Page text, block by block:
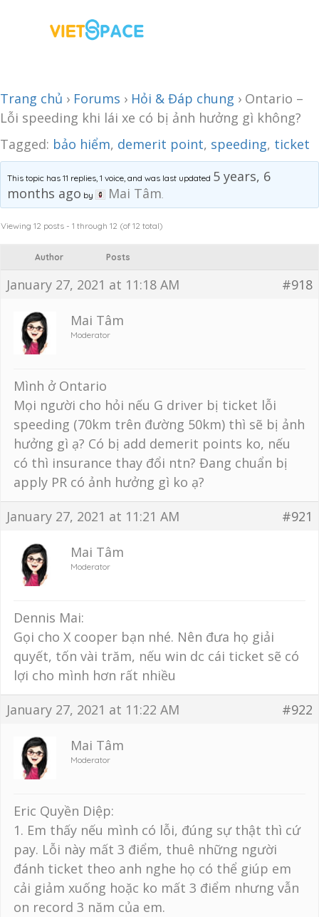
Trang chủ › Forums › Hỏi & Đáp chung › Ontario –
Lỗi speeding khi lái xe có bị ảnh hưởng gì không?
Tagged: bảo hiểm, demerit point, speeding, ticket
This topic has 11 replies, 1 voice, and was last updated 5 years, 6
months ago by Mai Tâm.
Viewing 12 posts - 1 through 12 (of 12 total)
Author Posts
January 27, 2021 at 11:18 AM #918
Mai Tâm
Moderator
Mình ở Ontario
Mọi người cho hỏi nếu G driver bị ticket lỗi
speeding (70km trên đường 50km) thì sẽ bị ảnh
hưởng gì ạ? Có bị add demerit points ko, nếu
có thì insurance thay đổi ntn? Đang chuẩn bị
apply PR có ảnh hưởng gì ko ạ?
January 27, 2021 at 11:21 AM
#921
Mai Tâm
Moderator
Dennis Mai:
Gọi cho X cooper bạn nhé. Nên đưa họ giải
quyết, tốn vài trăm, nếu win dc cái ticket sẽ có
lợi cho mình hơn rất nhiều
January 27, 2021 at 11:22 AM
#922
Mai Tâm
Moderator
Eric Quyền Diệp:
1. Em thấy nếu mình có lỗi, đúng sự thật thì cứ
pay. Lỗi này mất 3 điểm, thuê những người
đánh ticket theo anh nghe họ có thể giúp em
cải giảm xuống hoặc ko mất 3 điểm nhưng vẫn
on record 3 năm của em.